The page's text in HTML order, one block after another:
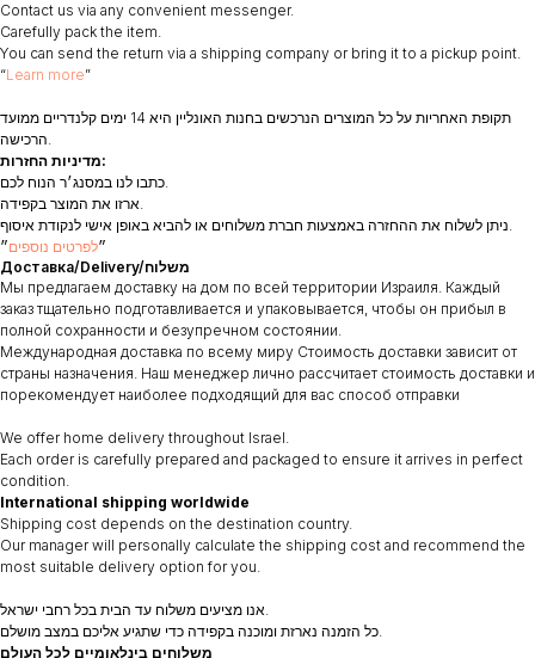
Contact us via any convenient messenger.
Carefully pack the item.
You can send the return via a shipping company or bring it to a pickup point.
“Learn more”
תקופת האחריות על כל המוצרים הנרכשים בחנות האונליין היא 14 ימים קלנדריים ממועד
הרכישה.
מדיניות החזרות:
כתבו לנו במסנג׳ר הנוח לכם.
ארזו את המוצר בקפידה.
ניתן לשלוח את ההחזרה באמצעות חברת משלוחים או להביא באופן אישי לנקודת איסוף.
״לפרטים נוספים״
Доставка/Delivery/משלוח
Мы предлагаем доставку на дом по всей территории Израиля. Каждый
заказ тщательно подготавливается и упаковывается, чтобы он прибыл в
полной сохранности и безупречном состоянии.
Международная доставка по всему миру Стоимость доставки зависит от
страны назначения. Наш менеджер лично рассчитает стоимость доставки и
порекомендует наиболее подходящий для вас способ отправки
We offer home delivery throughout Israel.
Each order is carefully prepared and packaged to ensure it arrives in perfect
condition.
International shipping worldwide
Shipping cost depends on the destination country.
Our manager will personally calculate the shipping cost and recommend the
most suitable delivery option for you.
אנו מציעים משלוח עד הבית בכל רחבי ישראל.
כל הזמנה נארזת ומוכנה בקפידה כדי שתגיע אליכם במצב מושלם.
משלוחים בינלאומיים לכל העולם